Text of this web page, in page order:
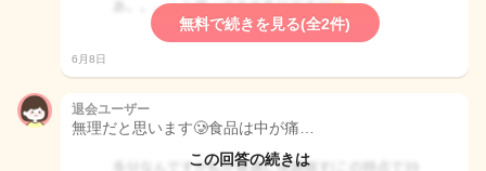
無料で続きを見る(全2件)
6月8日
退会ユーザー
無理だと思います🥲食品は中が痛…
この回答の続きは